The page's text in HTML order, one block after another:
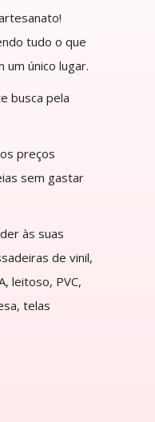
tudo o que
um único lugar.
busca pela
preços
sem gastar
às suas
de vinil,
leitoso, PVC,
telas